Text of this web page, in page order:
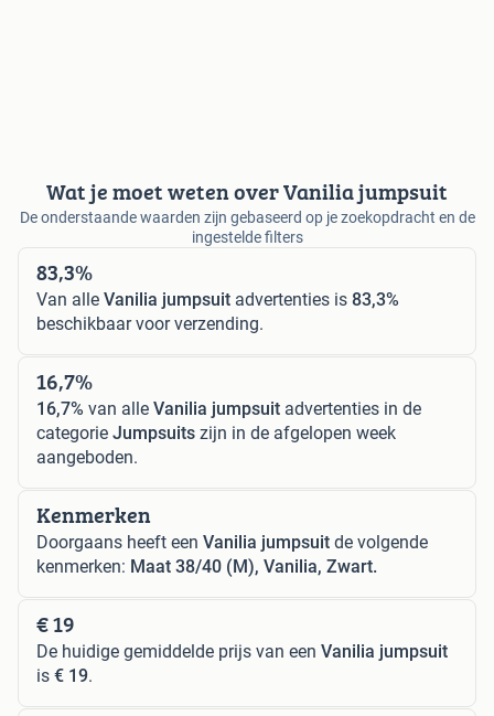
Wat je moet weten over Vanilia jumpsuit
De onderstaande waarden zijn gebaseerd op je zoekopdracht en de
ingestelde filters
83,3%
Van alle Vanilia jumpsuit advertenties is 83,3%
beschikbaar voor verzending.
16,7%
16,7% van alle Vanilia jumpsuit advertenties in de
categorie Jumpsuits zijn in de afgelopen week
aangeboden.
Kenmerken
Doorgaans heeft een Vanilia jumpsuit de volgende
kenmerken: Maat 38/40 (M), Vanilia, Zwart.
€ 19
De huidige gemiddelde prijs van een Vanilia jumpsuit
is € 19.